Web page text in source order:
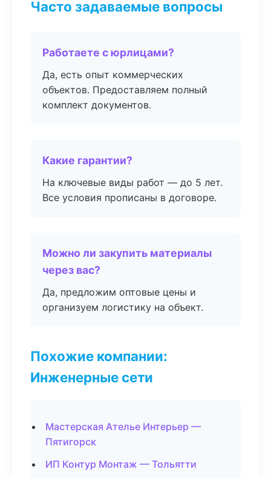
Часто задаваемые вопросы
Работаете с юрлицами?
Да, есть опыт коммерческих
объектов. Предоставляем полный
комплект документов.
Какие гарантии?
На ключевые виды работ — до 5 лет.
Все условия прописаны в договоре.
Можно ли закупить материалы
через вас?
Да, предложим оптовые цены и
организуем логистику на объект.
Похожие компании:
Инженерные сети
Мастерская Ателье Интерьер —
Пятигорск
ИП Контур Монтаж — Тольятти